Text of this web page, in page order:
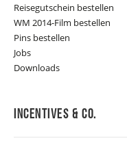
Reisegutschein bestellen
WM 2014-Film bestellen
Pins bestellen
Jobs
Downloads
Incentives & Co.